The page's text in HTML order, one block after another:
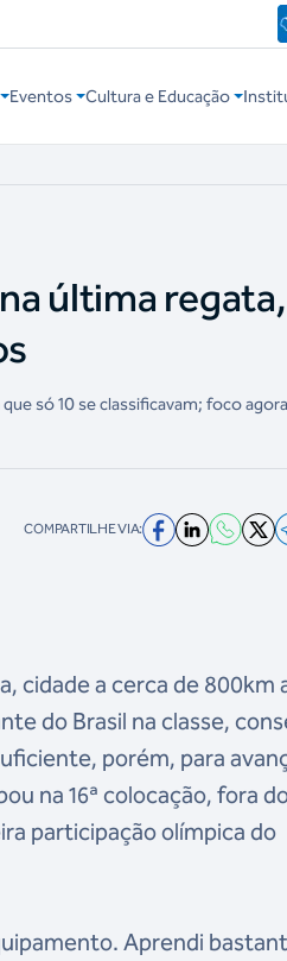
Eventos Cultura e Educação
última regata,
só 10 se classificavam; foco
COMPARTILHE VIA:
cidade a cerca de 800km
do Brasil na classe,
porém, para
na 16ª colocação, fora
participação olímpica do
Aprendi